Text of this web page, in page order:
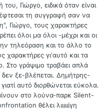
Γιώργο, ειδικά όταν είναι
τη συγγραφή σαν να
Γιώργο, τους χαρακτήρες
όλοι μα όλοι -μέχρι και οι
τηλεόραση και το άλλο το
γι'αυτό και τα
Στο γράψιμο τραβάει απλά
ξε-βλέπεται. Δημήτρης-
αυτό διορθώνεται εύκολα.
στο λούνα-παρκ Silent-
θέλει λιιιιιίγη